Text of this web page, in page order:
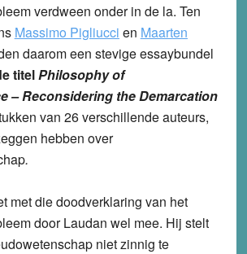
verdween onder in de la. Ten
Massimo Pigliucci en Maarten
daarom een stevige essaybundel
titelPhilosophy of
–Reconsidering the Demarcation
van 26 verschillende auteurs,
hebben over
.
met die doodverklaring van het
door Laudan wel mee. Hij stelt
niet zinnig te